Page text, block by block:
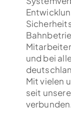
und bei
Mit vielen
seit
verbunden.